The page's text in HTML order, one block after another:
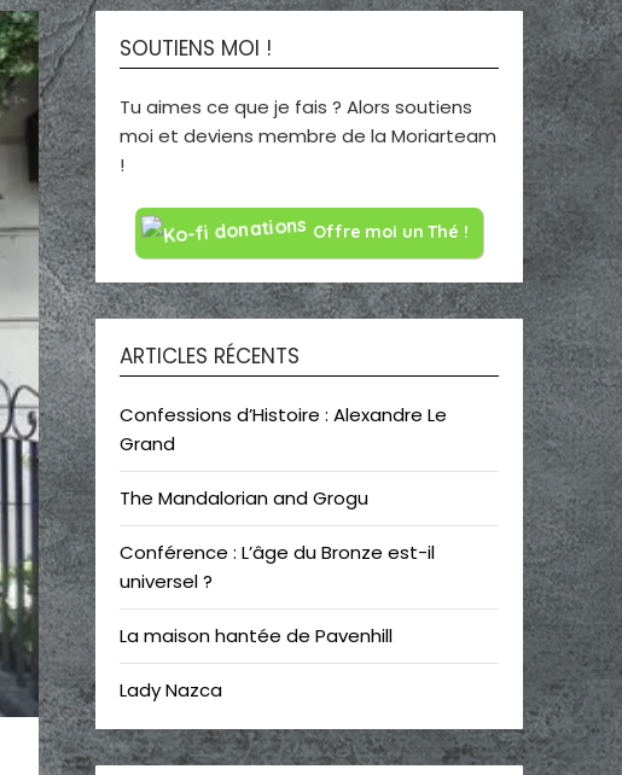
SOUTIENS MOI !
Tu aimes ce que je fais ? Alors soutiens
moi et deviens membre de la Moriarteam
!
Offre moi un Thé !
ARTICLES RÉCENTS
Confessions d’Histoire : Alexandre Le
Grand
The Mandalorian and Grogu
Conférence : L’âge du Bronze est-il
universel ?
La maison hantée de Pavenhill
Lady Nazca